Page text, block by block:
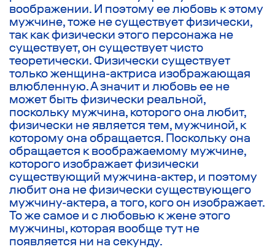
воображении. И поэтому ее любовь к этому
мужчине, тоже не существует физически,
так как физически этого персонажа не
существует, он существует чисто
теоретически. Физически существует
только женщина-актриса изображающая
влюбленную. А значит и любовь ее не
может быть физически реальной,
поскольку мужчина, которого она любит,
физически не является тем, мужчиной, к
которому она обращается. Поскольку она
обращается к воображаемому мужчине,
которого изображает физически
существующий мужчина-актер, и поэтому
любит она не физически существующего
мужчину-актера, а того, кого он изображает.
То же самое и с любовью к жене этого
мужчины, которая вообще тут не
появляется ни на секунду.